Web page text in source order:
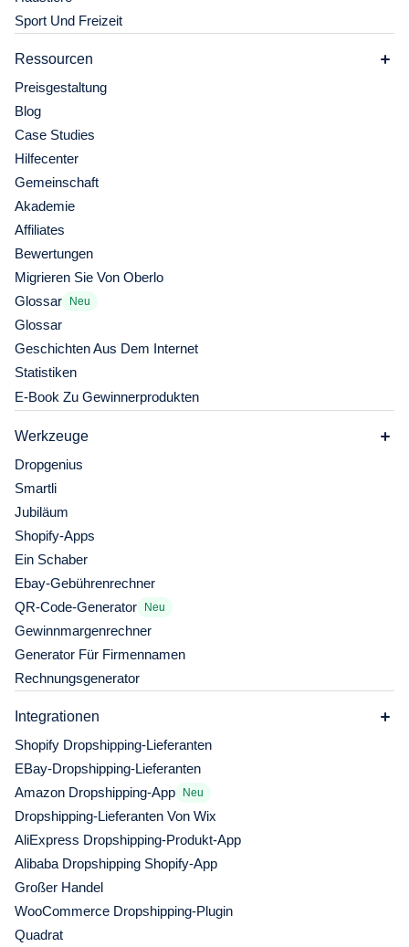
Sport Und Freizeit
Ressourcen
Preisgestaltung
Blog
Case Studies
Hilfecenter
Gemeinschaft
Akademie
Affiliates
Bewertungen
Migrieren Sie Von Oberlo
Glossar
Neu
Glossar
Geschichten Aus Dem Internet
Statistiken
E-Book Zu Gewinnerprodukten
Werkzeuge
Dropgenius
Smartli
Jubiläum
Shopify-Apps
Ein Schaber
Ebay-Gebührenrechner
QR-Code-Generator
Neu
Gewinnmargenrechner
Generator Für Firmennamen
Rechnungsgenerator
Integrationen
Shopify Dropshipping-Lieferanten
EBay-Dropshipping-Lieferanten
Amazon Dropshipping-App
Neu
Dropshipping-Lieferanten Von Wix
AliExpress Dropshipping-Produkt-App
Alibaba Dropshipping Shopify-App
Großer Handel
WooCommerce Dropshipping-Plugin
Quadrat